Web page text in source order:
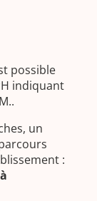
possible
indiquant
un
: